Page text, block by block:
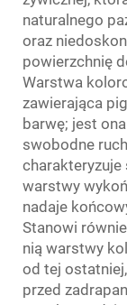
naturalnego
oraz
powierzchnię
Warstwa
zawierająca
barwę; jest
swobodne
charakteryzuje
warstwy
nadaje
Stanowi
nią warstwy
od tej
przed